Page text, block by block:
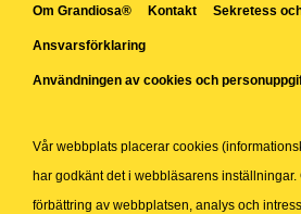
Om Grandiosa® Kontakt Sekretess
Ansvarsförklaring
Användningen av cookies och
Vår webbplats placerar cookies
har godkänt det i webbläsarens
förbättring av webbplatsen, analys och